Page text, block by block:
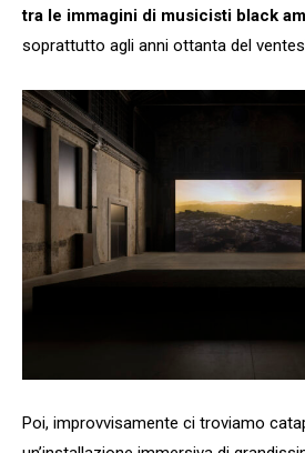
tra le immagini di musicisti black
soprattutto agli anni ottanta del
Poi, improvvisamente ci troviamo